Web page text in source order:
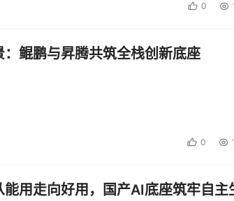
好”痛点。
诊疗服务的效率、专业性与规范性。
0
鲲鹏与昇腾共筑全栈创新底座
0
用走向好用，国产AI底座筑牢自主